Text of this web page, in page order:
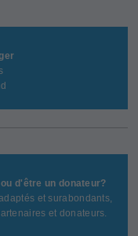
d'être un donateur?
et surabondants,
et donateurs.